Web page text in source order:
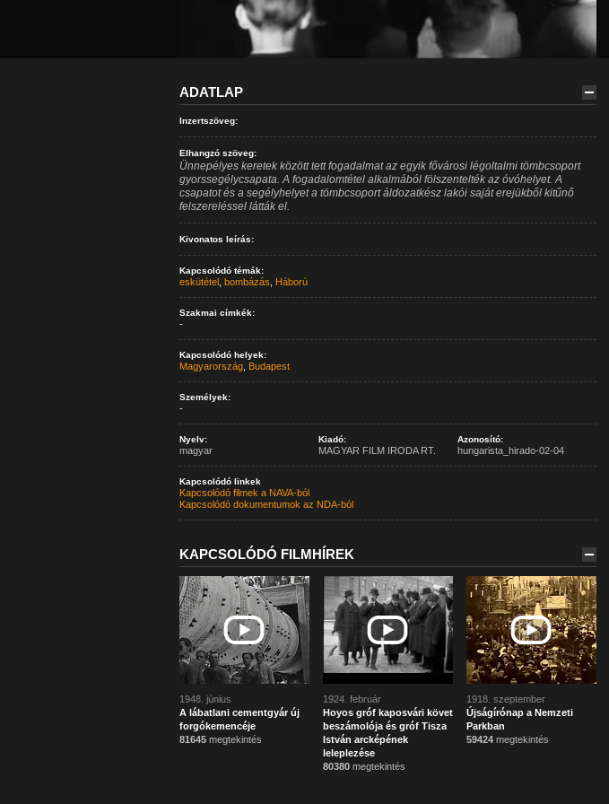
ADATLAP
Inzertszöveg:
Elhangzó szöveg:
Ünnepélyes keretek között tett fogadalmat az egyik fővárosi légoltalmi tömbcsoport
gyorssegélycsapata. A fogadalomtétel alkalmából fölszentelték az óvóhelyet. A
csapatot és a segélyhelyet a tömbcsoport áldozatkész lakói saját erejükből kitűnő
felszereléssel látták el.
Kivonatos leírás:
Kapcsolódó témák:
eskütétel, bombázás Háború
Szakmai címkék:
-
Kapcsolódó helyek:
Magyarország, Budapest
Személyek:
-
Nyelv:
magyar
Kiadó:
MAGYAR FILM IRODA RT.
Azonosító:
hungarista_hirado-02-04
Kapcsolódó linkek
Kapcsolódó filmek a NAVA-ból
Kapcsolódó dokumentumok az NDA-ból
KAPCSOLÓDÓ FILMHÍREK
1948. június
A lábatlani cementgyár új
forgókemencéje
81645megtekintés
1924. február
Hoyos gróf kaposvári követ
beszámolója és gróf Tisza
István arcképének
leleplezése
80380megtekintés
1918. szeptember
Újságírónap a Nemzeti
Parkban
59424megtekintés